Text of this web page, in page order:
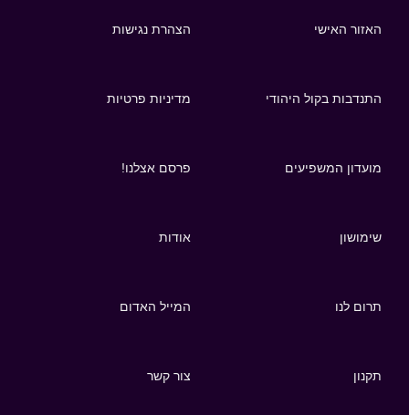
האזור האישי הצהרת נגישות
התנדבות בקול היהודי מדיניות פרטיות
מועדון המשפיעים פרסם אצלנו!
שימושון אודות
תרום לנו המייל האדום
תקנון צור קשר